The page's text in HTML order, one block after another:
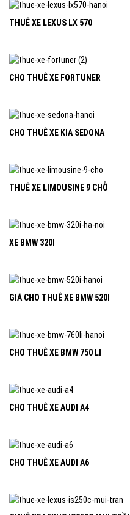
THUÊ XE LEXUS LX 570
CHO THUÊ XE FORTUNER
CHO THUÊ XE KIA SEDONA
THUÊ XE LIMOUSINE 9 CHỖ
XE BMW 320I
GIÁ CHO THUÊ XE BMW 520I
CHO THUÊ XE BMW 750 LI
CHO THUÊ XE AUDI A4
CHO THUÊ XE AUDI A6